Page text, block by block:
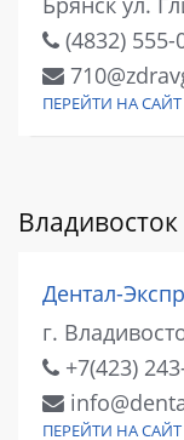
(4832) 555-
ПЕРЕЙТИ НА
Владивосток
Дентал-
г.
+7(423)
ПЕРЕЙТИ НА